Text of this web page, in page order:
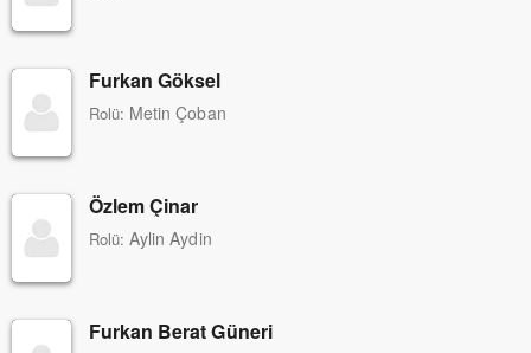
Furkan Göksel
Rolü: Metin Çoban
Özlem Çinar
Rolü: Aylin Aydin
Furkan Berat Güneri